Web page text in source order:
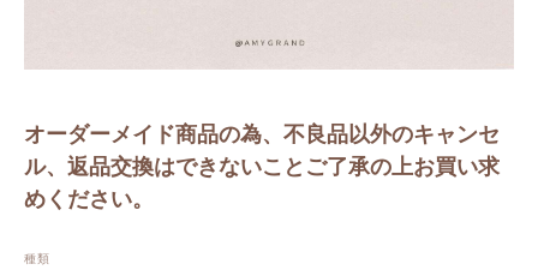
オーダーメイド商品の為、不良品以外のキャンセ
ル、返品交換はできないことご了承の上お買い求
めください。
種類